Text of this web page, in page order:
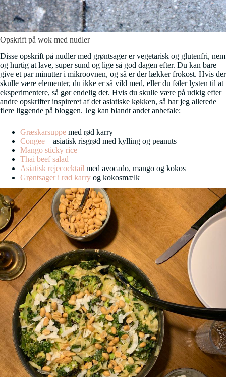
Opskrift på wok med nudler
Disse opskrift på nudler med grøntsager er vegetarisk og glutenfri, nem
og hurtig at lave, super sund og lige så god dagen efter. Du kan bare
give et par minutter i mikroovnen, og så er der lækker frokost. Hvis der
skulle være elementer, du ikke er så vild med, eller du føler lysten til at
eksperimentere, så gør endelig det. Hvis du skulle være på udkig efter
andre opskrifter inspireret af det asiatiske køkken, så har jeg allerede
flere liggende på bloggen. Jeg kan blandt andet anbefale:
Græskarsuppe med rød karry
Congee – asiatisk risgrød med kylling og peanuts
Mango sticky rice
Thai beef salad
Asiatisk rejecocktail med avocado, mango og kokos
Grøntsager i rød karry og kokosmælk